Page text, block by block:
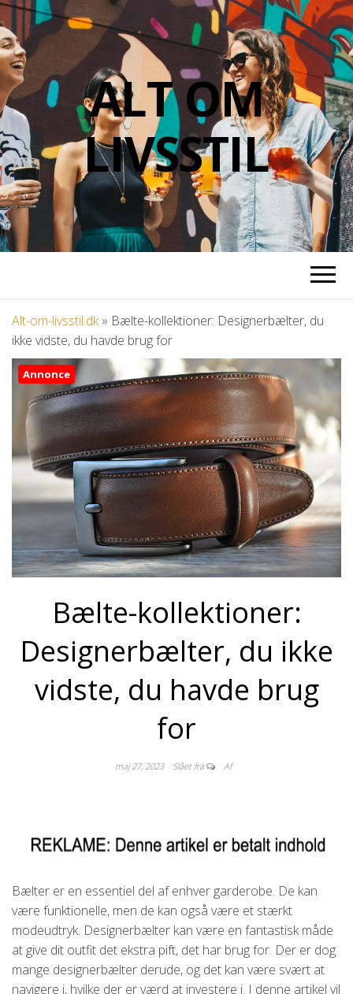
ALT OM
LIVSSTIL
Alt-om-livsstil.dk» Bælte-kollektioner: Designerbælter, du
ikke vidste, du havde brug for
Annonce
Bælte-kollektioner:
Designerbælter, du ikke
vidste, du havde brug
for
maj 27, 2023 Slået fra Af
Bælter er en essentiel del af enhver garderobe. De kan
være funktionelle, men de kan også være et stærkt
modeudtryk. Designerbælter kan være en fantastisk måde
at give dit outfit det ekstra pift, det har brug for. Der er dog
mange designerbælter derude, og det kan være svært at
navigere i, hvilke der er værd at investere i. I denne artikel vil